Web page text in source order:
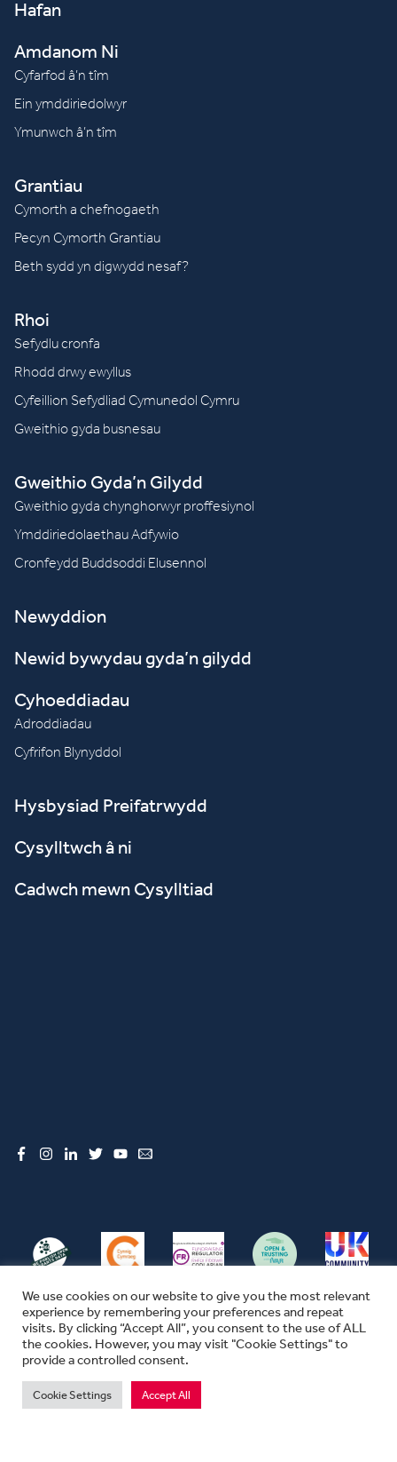
Hafan
Amdanom Ni
Cyfarfod â’n tîm
Ein ymddiriedolwyr
Ymunwch â’n tîm
Grantiau
Cymorth a chefnogaeth
Pecyn Cymorth Grantiau
Beth sydd yn digwydd nesaf?
Rhoi
Sefydlu cronfa
Rhodd drwy ewyllus
Cyfeillion Sefydliad Cymunedol Cymru
Gweithio gyda busnesau
Gweithio Gyda’n Gilydd
Gweithio gyda chynghorwyr proffesiynol
Ymddiriedolaethau Adfywio
Cronfeydd Buddsoddi Elusennol
Newyddion
Newid bywydau gyda’n gilydd
Cyhoeddiadau
Adroddiadau
Cyfrifon Blynyddol
Hysbysiad Preifatrwydd
Cysylltwch â ni
Cadwch mewn Cysylltiad
© CFW 2026 ALL RIGHTS RESERVED
FOUNDATION IN WALES
MAE SEFYDLIAD CYMUNEDOL CYMRU YN ELUSEN GOFRESTREDIG YN
We use cookies on our website to give you the most relevant
experience by remembering your preferences and repeat
visits. By clicking “Accept All”, you consent to the use of ALL
the cookies. However, you may visit "Cookie Settings" to
provide a controlled consent.
Cookie Settings Accept All